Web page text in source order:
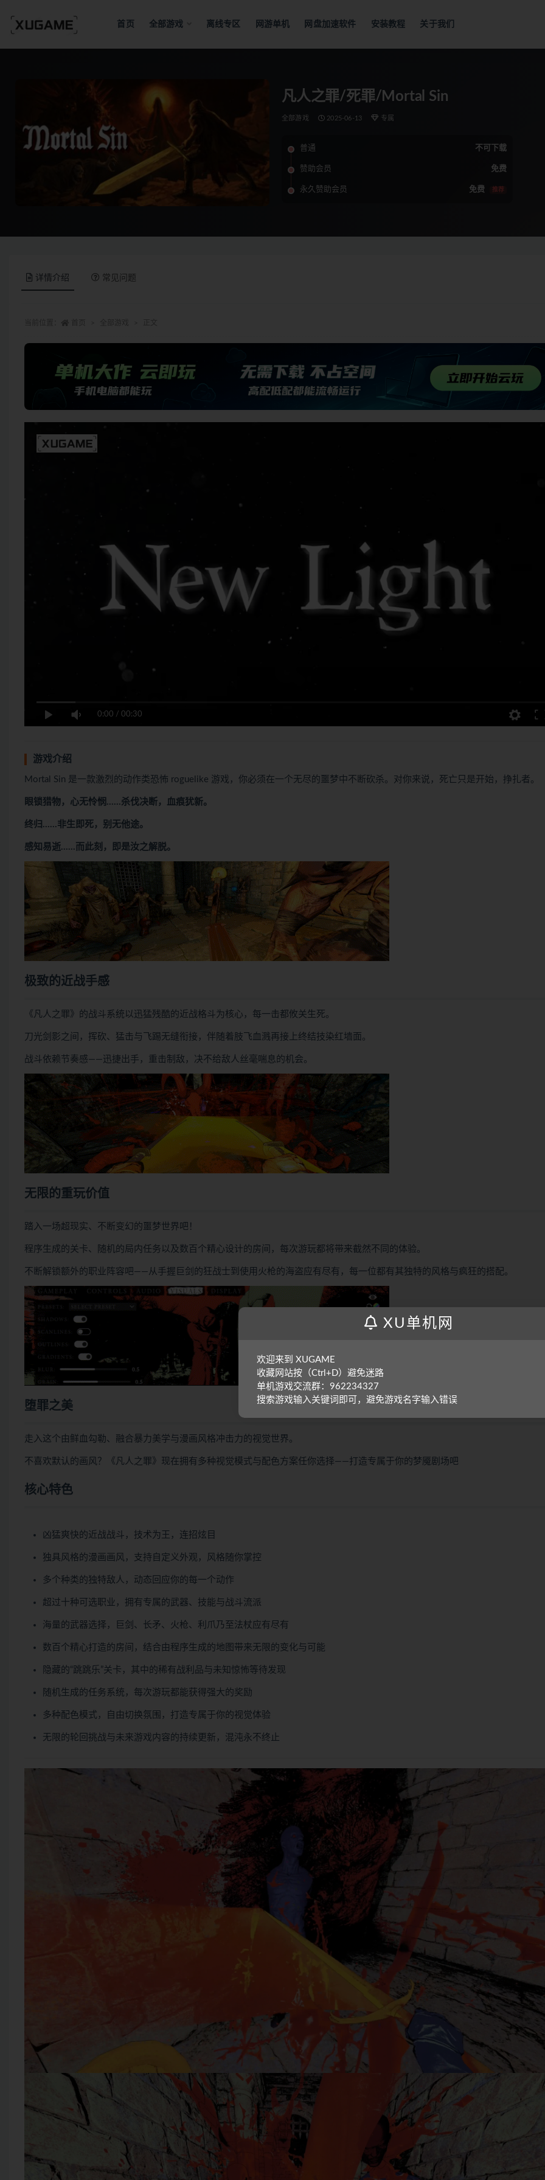
首页 全部游戏 离线专区 网游单机 网盘加速软件 安装教程 关于我们
凡人之罪/死罪/Mortal Sin
全部游戏 2025-06-13 专属
普通 不可下载
赞助会员 免费
永久赞助会员 免费 推荐
详情介绍 常见问题
0:00 / 00:30
游戏介绍
Mortal Sin 是一款激烈的动作类恐怖 roguelike 游戏，你必须在一个无尽的噩梦中不断砍杀。对你来说，死亡只是开始，挣扎者。
眼锁猎物，心无怜悯……杀伐决断，血痕犹新。
终归……非生即死，别无他途。
感知易逝……而此刻，即是汝之解脱。
极致的近战手感
《凡人之罪》的战斗系统以迅猛残酷的近战格斗为核心，每一击都攸关生死。
刀光剑影之间，挥砍、猛击与飞踢无缝衔接，伴随着肢飞血溅再接上终结技染红墙面。
战斗依赖节奏感——迅捷出手，重击制敌，决不给敌人丝毫喘息的机会。
无限的重玩价值
踏入一场超现实、不断变幻的噩梦世界吧！
程序生成的关卡、随机的局内任务以及数百个精心设计的房间，每次游玩都将带来截然不同的体验。
不断解锁额外的职业阵容吧——从手握巨剑的狂战士到使用火枪的海盗应有尽有，每一位都有其独特的风格与疯狂的搭配。
堕罪之美
走入这个由鲜血勾勒、融合暴力美学与漫画风格冲击力的视觉世界。
不喜欢默认的画风？《凡人之罪》现在拥有多种视觉模式与配色方案任你选择——打造专属于你的梦魇剧场吧
核心特色
凶猛爽快的近战战斗，技术为王，连招炫目
独具风格的漫画画风，支持自定义外观，风格随你掌控
多个种类的独特敌人，动态回应你的每一个动作
超过十种可选职业，拥有专属的武器、技能与战斗流派
海量的武器选择，巨剑、长矛、火枪、利爪乃至法杖应有尽有
数百个精心打造的房间，结合由程序生成的地图带来无限的变化与可能
隐藏的“跳跳乐”关卡，其中的稀有战利品与未知惊怖等待发现
随机生成的任务系统，每次游玩都能获得强大的奖励
多种配色模式，自由切换氛围，打造专属于你的视觉体验
无限的轮回挑战与未来游戏内容的持续更新，混沌永不终止
XU单机网
欢迎来到 XUGAME
收藏网站按（Ctrl+D）避免迷路
单机游戏交流群：962234327
搜索游戏输入关键词即可，避免游戏名字输入错误